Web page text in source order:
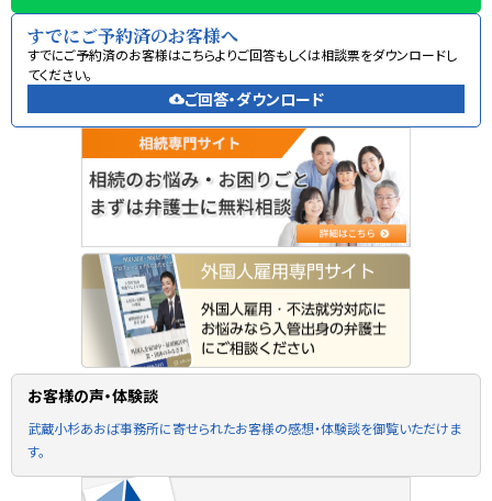
すでにご予約済のお客様へ
すでにご予約済のお客様はこちらよりご回答もしくは相談票をダウンロードし
てください。
cloud_downloadご回答・ダウンロード
お客様の声・体験談
武蔵小杉あおば事務所に寄せられたお客様の感想・体験談を御覧いただけま
す。